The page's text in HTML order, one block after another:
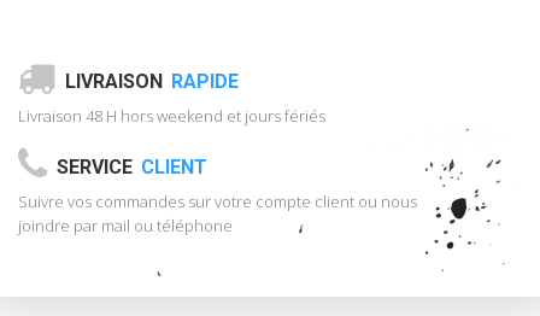
LIVRAISON RAPIDE
Livraison 48 H hors weekend et jours fériés
SERVICE CLIENT
Suivre vos commandes sur votre compte client ou nous
joindre par mail ou téléphone